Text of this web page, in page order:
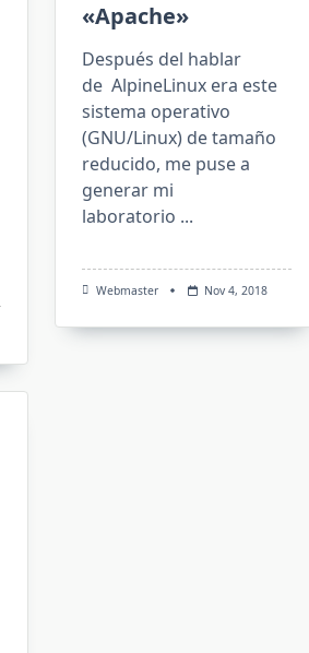
«Apache»
Después del hablar
de AlpineLinux era este
sistema operativo
(GNU/Linux) de tamaño
reducido, me puse a
generar mi
laboratorio ...
Webmaster Nov 4, 2018